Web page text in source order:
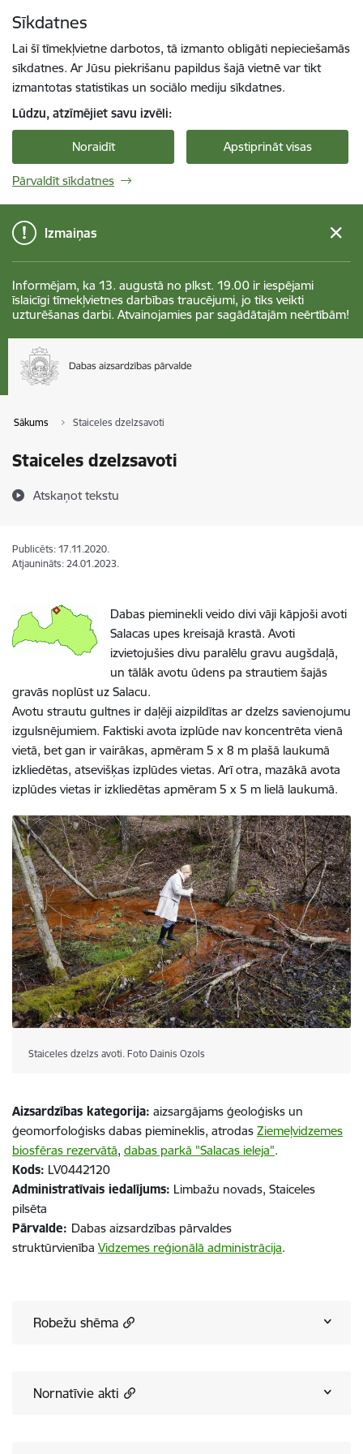
Sīkdatnes
Lai šī tīmekļvietne darbotos, tā izmanto obligāti nepieciešamās
sīkdatnes. Ar Jūsu piekrišanu papildus šajā vietnē var tikt
izmantotas statistikas un sociālo mediju sīkdatnes.
Lūdzu, atzīmējiet savu izvēli:
Noraidīt Apstiprināt visas
Pārvaldīt sīkdatnes
Izmaiņas
Informējam, ka 13. augustā no plkst. 19.00 ir iespējami
īslaicīgi tīmekļvietnes darbības traucējumi, jo tiks veikti
uzturēšanas darbi. Atvainojamies par sagādātajām neērtībām!
Sākums Staiceles dzelzsavoti
Staiceles dzelzsavoti
Atskaņot tekstu
Publicēts: 17.11.2020.
Atjaunināts: 24.01.2023.
Dabas pieminekli veido divi vāji kāpjoši avoti
Salacas upes kreisajā krastā. Avoti
izvietojušies divu paralēlu gravu augšdaļā,
un tālāk avotu ūdens pa strautiem šajās
gravās noplūst uz Salacu.
Avotu strautu gultnes ir daļēji aizpildītas ar dzelzs savienojumu
izgulsnējumiem. Faktiski avota izplūde nav koncentrēta vienā
vietā, bet gan ir vairākas, apmēram 5 x 8 m plašā laukumā
izkliedētas, atsevišķas izplūdes vietas. Arī otra, mazākā avota
izplūdes vietas ir izkliedētas apmēram 5 x 5 m lielā laukumā.
Staiceles dzelzs avoti. Foto Dainis Ozols
Aizsardzības kategorija: aizsargājams ģeoloģisks un
ģeomorfoloģisks dabas piemineklis, atrodas Ziemeļvidzemes
biosfēras rezervātā, dabas parkā "Salacas ieleja".
Kods: LV0442120
Administratīvais iedalījums: Limbažu novads, Staiceles
pilsēta
Pārvalde: Dabas aizsardzības pārvaldes
struktūrvienība Vidzemes reģionālā administrācija.
Robežu shēma
Nornatīvie akti